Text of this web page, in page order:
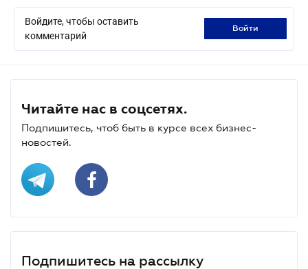
Войдите, чтобы оставить
комментарий
войти
Читайте нас в соцсетях.
Подпишитесь, чтоб быть в курсе всех бизнес-
новостей.
Подпишитесь на рассылку